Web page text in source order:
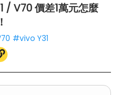
/ V70 價差1萬元怎麼
#vivo Y31